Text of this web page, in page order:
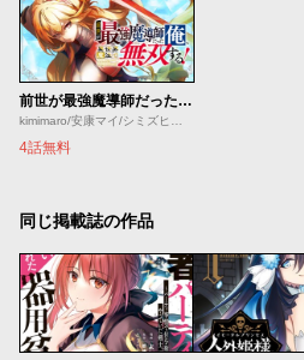
前世が最強魔導師だった俺、異世界魔法で無双する！
4話無料
同じ掲載誌の作品